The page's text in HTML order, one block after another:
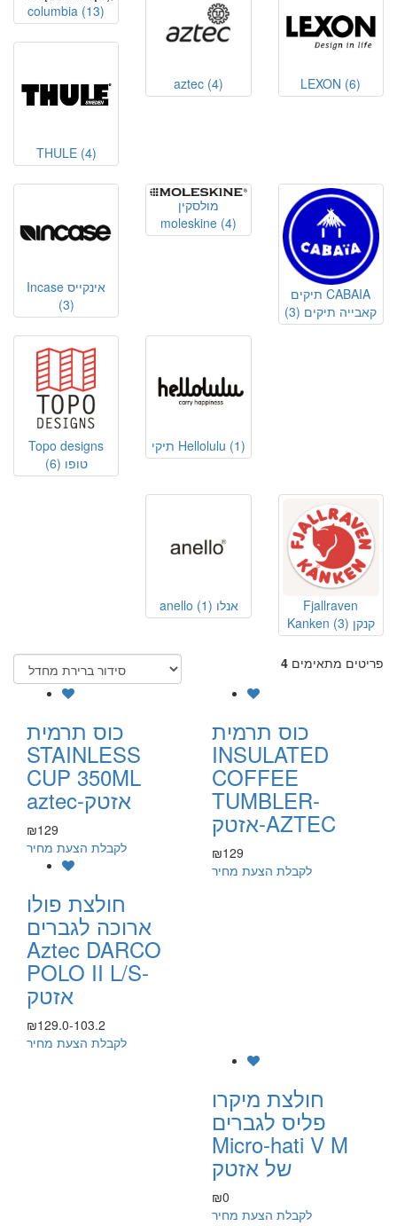
LEXON (6)
aztec (4)
columbia (13)
THULE (4)
תיקים CABAIA
קאבייה תיקים (3)
מולסקין
moleskine (4)
Incase אינקייס
(3)
תיקי Hellolulu (1)
Topo designs
טופו (6)
Fjallraven
Kanken קנקן (3)
anello אנלו (1)
4 פריטים מתאימים
כוס תרמית
INSULATED
COFFEE
TUMBLER-
אזטק-AZTEC
₪129
לקבלת הצעת מחיר
כוס תרמית
STAINLESS
CUP 350ML
aztec-אזטק
₪129
לקבלת הצעת מחיר
חולצת פולו
ארוכה לגברים
Aztec DARCO
POLO II L/S-
אזטק
₪129.0-103.2
לקבלת הצעת מחיר
חולצת מיקרו
פליס לגברים
Micro-hati V M
של אזטק
₪0
לקבלת הצעת מחיר